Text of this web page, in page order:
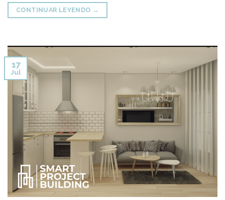
CONTINUAR LEYENDO →
17
Jul